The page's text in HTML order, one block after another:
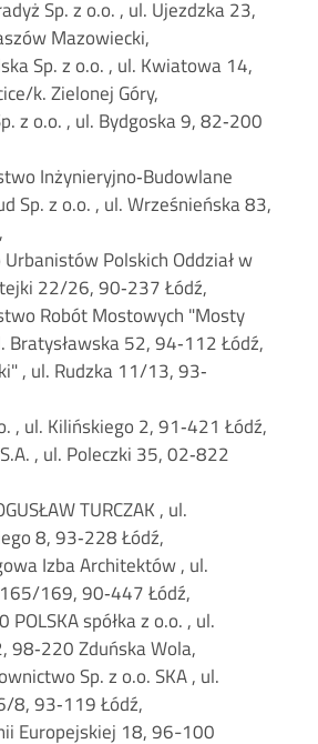
Sp. z o.o. , ul. Ujezdzka 23,
Mazowiecki,
Sp. z o.o. , ul. Kwiatowa 14,
k. Zielonej Góry,
z o.o. , ul. Bydgoska 9, 82‐200
Inżynieryjno‐Budowlane
Sp. z o.o. , ul. Wrześnieńska 83,
Polskich Oddział w
22/26, 90‐237 Łódź,
Robót Mostowych "Mosty
Bratysławska 52, 94‐112 Łódź,
, ul. Rudzka 11/13, 93‐
, ul. Kilińskiego 2, 91‐421 Łódź,
, ul. Poleczki 35, 02‐822
TURCZAK , ul.
8, 93‐228 Łódź,
Izba Architektów , ul.
169, 90‐447 Łódź,
POLSKA spółka z o.o. , ul.
98‐220 Zduńska Wola,
Sp. z o.o. SKA , ul.
8, 93‐119 Łódź,
Europejskiej 18, 96-100